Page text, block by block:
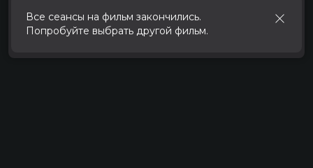
Все сеансы на фильм закончились.
Попробуйте выбрать другой фильм.
Принять